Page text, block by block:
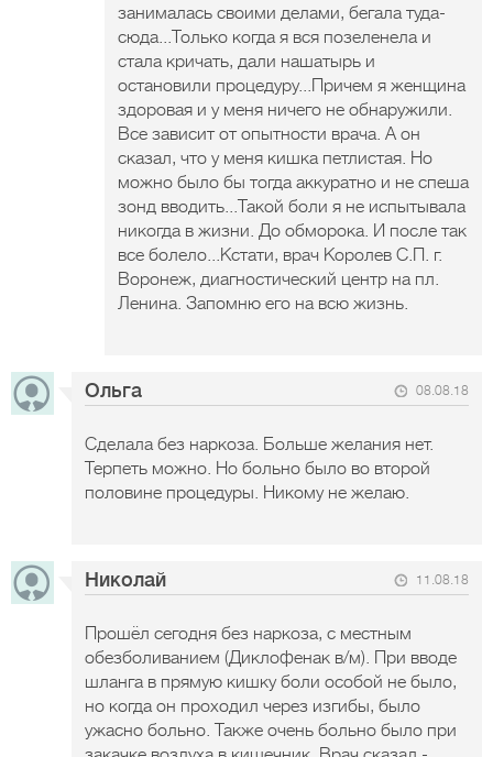
занималась своими делами, бегала туда-
сюда...Только когда я вся позеленела и
стала кричать, дали нашатырь и
остановили процедуру...Причем я женщина
здоровая и у меня ничего не обнаружили.
Все зависит от опытности врача. А он
сказал, что у меня кишка петлистая. Но
можно было бы тогда аккуратно и не спеша
зонд вводить...Такой боли я не испытывала
никогда в жизни. До обморока. И после так
все болело...Кстати, врач Королев С.П. г.
Воронеж, диагностический центр на пл.
Ленина. Запомню его на всю жизнь.
Ольга 08.08.18
Сделала без наркоза. Больше желания нет.
Терпеть можно. Но больно было во второй
половине процедуры. Никому не желаю.
Николай 11.08.18
Прошёл сегодня без наркоза, с местным
обезболиванием (Диклофенак в/м). При вводе
шланга в прямую кишку боли особой не было,
но когда он проходил через изгибы, было
ужасно больно. Также очень больно было при